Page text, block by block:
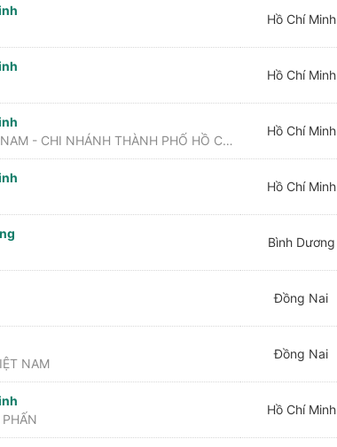
Hồ Chí Minh
Hồ Chí Minh
CÔNG TY CỔ PHẦN VACXIN VIỆT NAM - CHI NHÁNH THÀNH PHỐ HỒ CHÍ MINH
Hồ Chí Minh
Hồ Chí Minh
Bình Dương
Đồng Nai
NAM
Đồng Nai
Hồ Chí Minh